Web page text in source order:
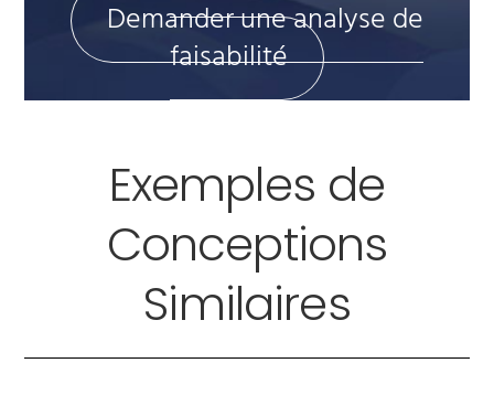
Demander une analyse de
faisabilité
Exemples de
Conceptions
Similaires